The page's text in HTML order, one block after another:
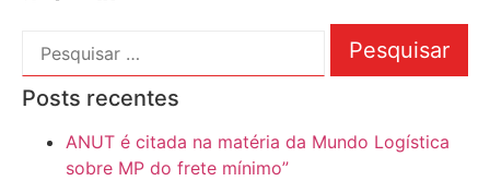
Posts recentes
ANUT é citada na matéria da Mundo Logística
sobre MP do frete mínimo”